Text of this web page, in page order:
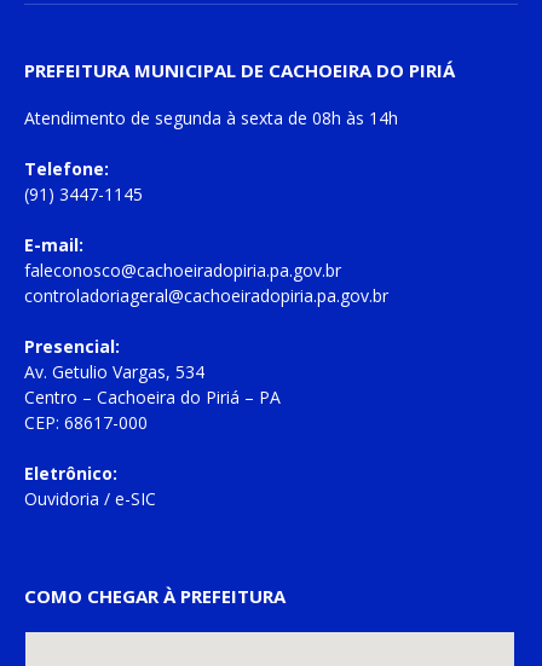
PREFEITURA MUNICIPAL DE CACHOEIRA DO PIRIÁ
Atendimento de segunda à sexta de 08h às 14h
Telefone:
(91) 3447-1145
E-mail:
faleconosco@cachoeiradopiria.pa.gov.br
controladoriageral@cachoeiradopiria.pa.gov.br
Presencial:
Av. Getulio Vargas, 534
Centro – Cachoeira do Piriá – PA
CEP: 68617-000
Eletrônico:
Ouvidoria / e-SIC
COMO CHEGAR À PREFEITURA